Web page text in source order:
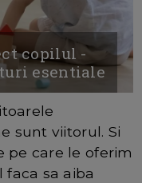
copilul -
esentiale
sunt viitorul. Si
pe care le oferim
sa aiba